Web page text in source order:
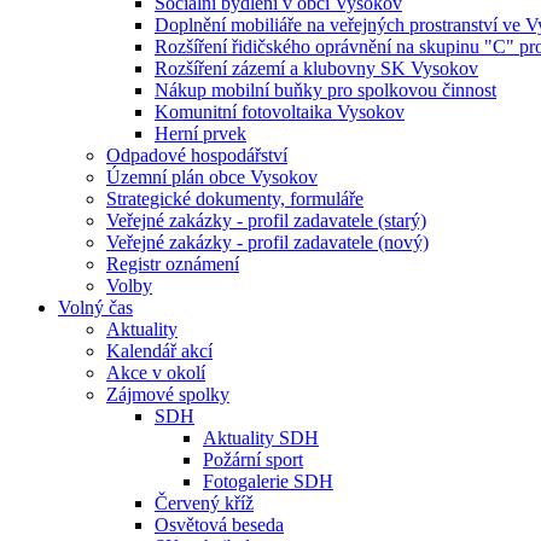
Doplnění mobiliáře na veřejných prostranství ve
Rozšíření řidičského oprávnění na skupinu "C"
Rozšíření zázemí a klubovny SK Vysokov
Nákup mobilní buňky pro spolkovou činnost
Komunitní fotovoltaika Vysokov
Herní prvek
Odpadové hospodářství
Územní plán obce Vysokov
Strategické dokumenty, formuláře
Veřejné zakázky - profil zadavatele (starý)
Veřejné zakázky - profil zadavatele (nový)
Registr oznámení
Volby
Volný čas
Aktuality
Kalendář akcí
Akce v okolí
Zájmové spolky
SDH
Aktuality SDH
Požární sport
Fotogalerie SDH
Červený kříž
Osvětová beseda